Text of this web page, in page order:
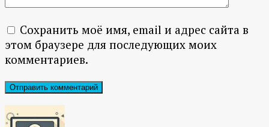
Сохранить моё имя, email и адрес сайта в
этом браузере для последующих моих
комментариев.